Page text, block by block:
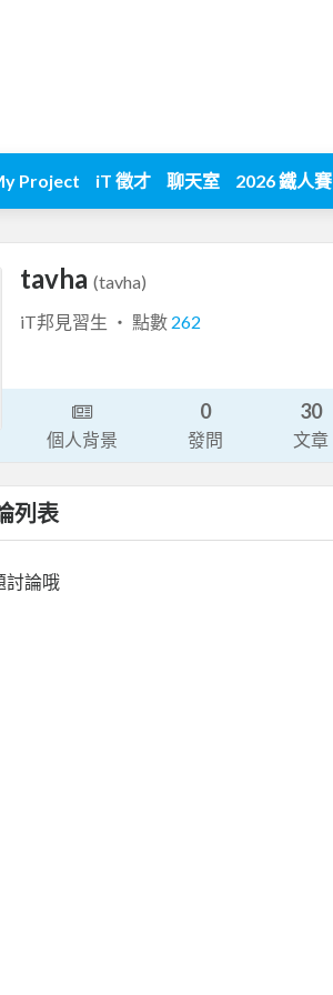
Project iT 徵才 聊天室 2026 鐵人賽
tavha (tavha)
iT邦見習生 ‧ 點數 262
個人背景
0
發問
30
文章
列表
討論哦